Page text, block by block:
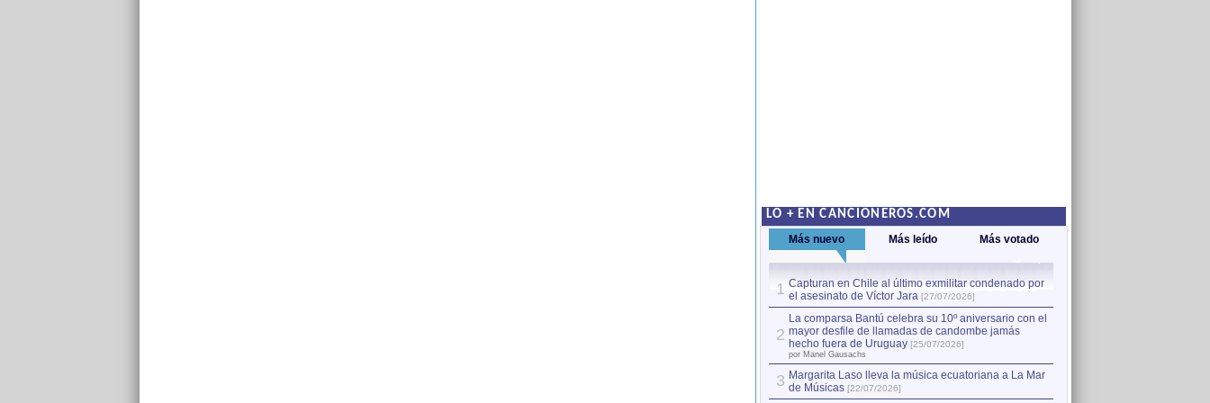
LO + EN CANCIONEROS.COM
Más nuevo Más leído Más votado
1 Capturan en Chile al último exmilitar condenado por
el asesinato de Víctor Jara [27/07/2026]
2
La comparsa Bantú celebra su 10º aniversario con el
mayor desfile de llamadas de candombe jamás
hecho fuera de Uruguay [25/07/2026]
por Manel Gausachs
3 Margarita Laso lleva la música ecuatoriana a La Mar
de Músicas [22/07/2026]